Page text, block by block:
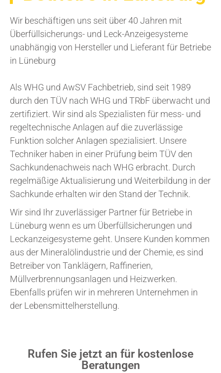
Wir beschäftigen uns seit über 40 Jahren mit
Überfüllsicherungs- und Leck-Anzeigesysteme
unabhängig von Hersteller und Lieferant für Betriebe
in Lüneburg
Als WHG und AwSV Fachbetrieb, sind seit 1989
durch den TÜV nach WHG und TRbF überwacht und
zertifiziert. Wir sind als Spezialisten für mess- und
regeltechnische Anlagen auf die zuverlässige
Funktion solcher Anlagen spezialisiert. Unsere
Techniker haben in einer Prüfung beim TÜV den
Sachkundenachweis nach WHG erbracht. Durch
regelmäßige Aktualisierung und Weiterbildung in der
Sachkunde erhalten wir den Stand der Technik.
Wir sind Ihr zuverlässiger Partner für Betriebe in
Lüneburg wenn es um Überfüllsicherungen und
Leckanzeigesysteme geht. Unsere Kunden kommen
aus der Mineralölindustrie und der Chemie, es sind
Betreiber von Tanklägern, Raffinerien,
Müllverbrennungsanlagen und Heizwerken.
Ebenfalls prüfen wir in mehreren Unternehmen in
der Lebensmittelherstellung.
Rufen Sie jetzt an für kostenlose
Beratungen